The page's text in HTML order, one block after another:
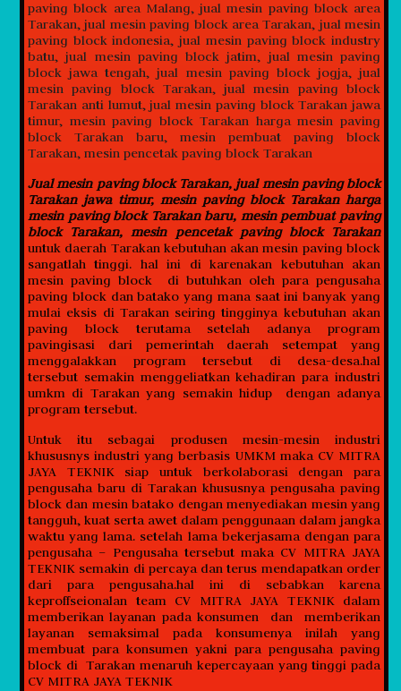
Jual mesin paving block Tarakan, jual mesin paving block
Tarakan jawa timur, mesin paving block Tarakan harga
mesin paving block Tarakan baru, mesin pembuat paving
block Tarakan, mesin pencetak paving block Tarakan
untuk daerah Tarakan kebutuhan akan mesin paving block
sangatlah tinggi. hal ini di karenakan kebutuhan akan
mesin paving block di butuhkan oleh para pengusaha
paving block dan batako yang mana saat ini banyak yang
mulai eksis di Tarakan seiring tingginya kebutuhan akan
paving block terutama setelah adanya program
pavingisasi dari pemerintah daerah setempat yang
menggalakkan program tersebut di desa-desa.hal
tersebut semakin menggeliatkan kehadiran para industri
umkm di Tarakan yang semakin hidup dengan adanya
program tersebut.
Untuk itu sebagai produsen mesin-mesin industri
khususnys industri yang berbasis UMKM maka CV MITRA
JAYA TEKNIK siap untuk berkolaborasi dengan para
pengusaha baru di Tarakan khususnya pengusaha paving
block dan mesin batako dengan menyediakan mesin yang
tangguh, kuat serta awet dalam penggunaan dalam jangka
waktu yang lama. setelah lama bekerjasama dengan para
pengusaha – Pengusaha tersebut maka CV MITRA JAYA
TEKNIK semakin di percaya dan terus mendapatkan order
dari para pengusaha.hal ini di sebabkan karena
keproffseionalan team CV MITRA JAYA TEKNIK dalam
memberikan layanan pada konsumen dan memberikan
layanan semaksimal pada konsumenya inilah yang
membuat para konsumen yakni para pengusaha paving
block di Tarakan menaruh kepercayaan yang tinggi pada
CV MITRA JAYA TEKNIK